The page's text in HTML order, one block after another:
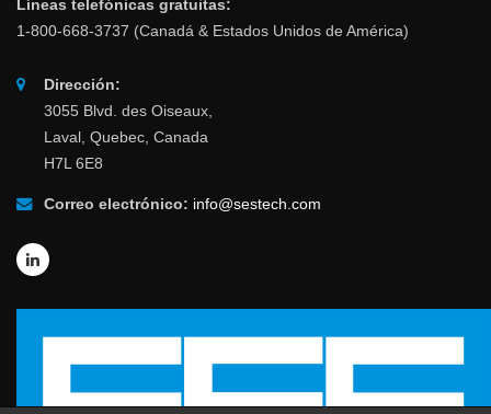
Líneas telefónicas gratuitas:
1-800-668-3737 (Canadá & Estados Unidos de América)
Dirección:
3055 Blvd. des Oiseaux,
Laval, Quebec, Canada
H7L 6E8
Correo electrónico: info@sestech.com